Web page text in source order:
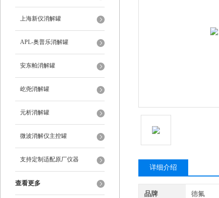
上海新仪消解罐
APL-奥普乐消解罐
安东帕消解罐
屹尧消解罐
元析消解罐
微波消解仪主控罐
支持定制适配原厂仪器
查看更多
详细介绍
品牌 德氟